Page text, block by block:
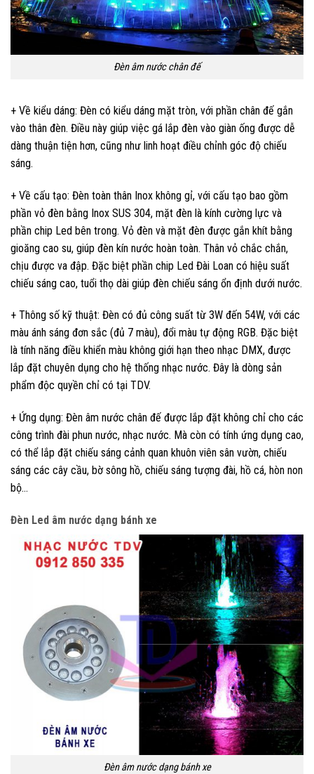
Đèn âm nước chân đế
+ Về kiểu dáng: Đèn có kiểu dáng mặt tròn, với phần chân đế gắn
vào thân đèn. Điều này giúp việc gá lắp đèn vào giàn ống được dễ
dàng thuận tiện hơn, cũng như linh hoạt điều chỉnh góc độ chiếu
sáng.
+ Về cấu tạo: Đèn toàn thân Inox không gỉ, với cấu tạo bao gồm
phần vỏ đèn bằng Inox SUS 304, mặt đèn là kính cường lực và
phần chip Led bên trong. Vỏ đèn và mặt đèn được gắn khít bằng
gioăng cao su, giúp đèn kín nước hoàn toàn. Thân vỏ chắc chắn,
chịu được va đập. Đặc biệt phần chip Led Đài Loan có hiệu suất
chiếu sáng cao, tuổi thọ dài giúp đèn chiếu sáng ổn định dưới nước.
+ Thông số kỹ thuật: Đèn có đủ công suất từ 3W đến 54W, với các
màu ánh sáng đơn sắc (đủ 7 màu), đổi màu tự động RGB. Đặc biệt
là tính năng điều khiển màu không giới hạn theo nhạc DMX, được
lắp đặt chuyên dụng cho hệ thống nhạc nước. Đây là dòng sản
phẩm độc quyền chỉ có tại TDV.
+ Ứng dụng: Đèn âm nước chân đế được lắp đặt không chỉ cho các
công trình đài phun nước, nhạc nước. Mà còn có tính ứng dụng cao,
có thể lắp đặt chiếu sáng cảnh quan khuôn viên sân vườn, chiếu
sáng các cây cầu, bờ sông hồ, chiếu sáng tượng đài, hồ cá, hòn non
bộ…
Đèn Led âm nước dạng bánh xe
Đèn âm nước dạng bánh xe